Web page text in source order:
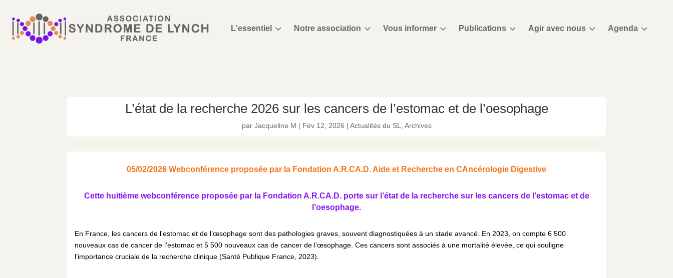
L'essentiel 3 Notre association 3 Vous informer 3 Publications 3 Agir avec nous 3 Agenda 3
L’état de la recherche 2026 sur les cancers de l’estomac et de l’oesophage
par Jacqueline M | Fév 12, 2026 | Actualités du SL Archives
05/02/2026 Webconférence proposée par la Fondation A.R.CA.D. Aide et Recherche en CAncérologie Digestive
Cette huitième webconférence proposée par la Fondation A.R.CA.D. porte sur l’état de la recherche sur les cancers de l’estomac et de
l’oesophage.
En France, les cancers de l’estomac et de l’œsophage sont des pathologies graves, souvent diagnostiquées à un stade avancé. En 2023, on compte 6 500
nouveaux cas de cancer de l’estomac et 5 500 nouveaux cas de cancer de l’œsophage. Ces cancers sont associés à une mortalité élevée, ce qui souligne
l’importance cruciale de la recherche clinique (Santé Publique France, 2023).